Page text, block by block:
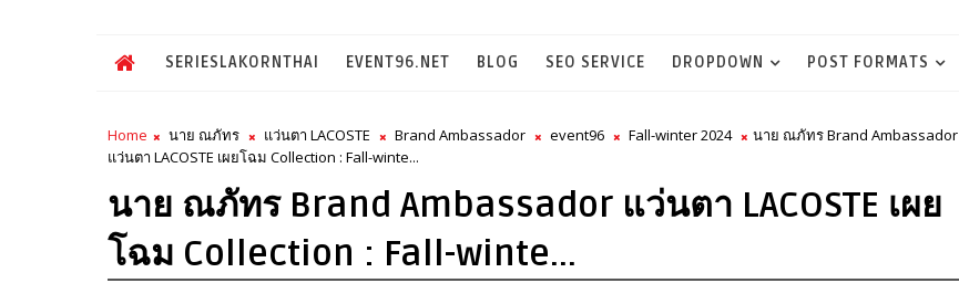
SERIESLAKORNTHAI EVENT96.NET BLOG SEO SERVICE DROPDOWN POST FORMATS
Home นาย ณภัทร แว่นตา LACOSTE Brand Ambassador event96 Fall-winter 2024
นาย ณภัทร Brand Ambassador
แว่นตา LACOSTE เผยโฉม Collection : Fall-winte...
นาย ณภัทร Brand Ambassador แว่นตา LACOSTE เผย
โฉม Collection : Fall-winte...